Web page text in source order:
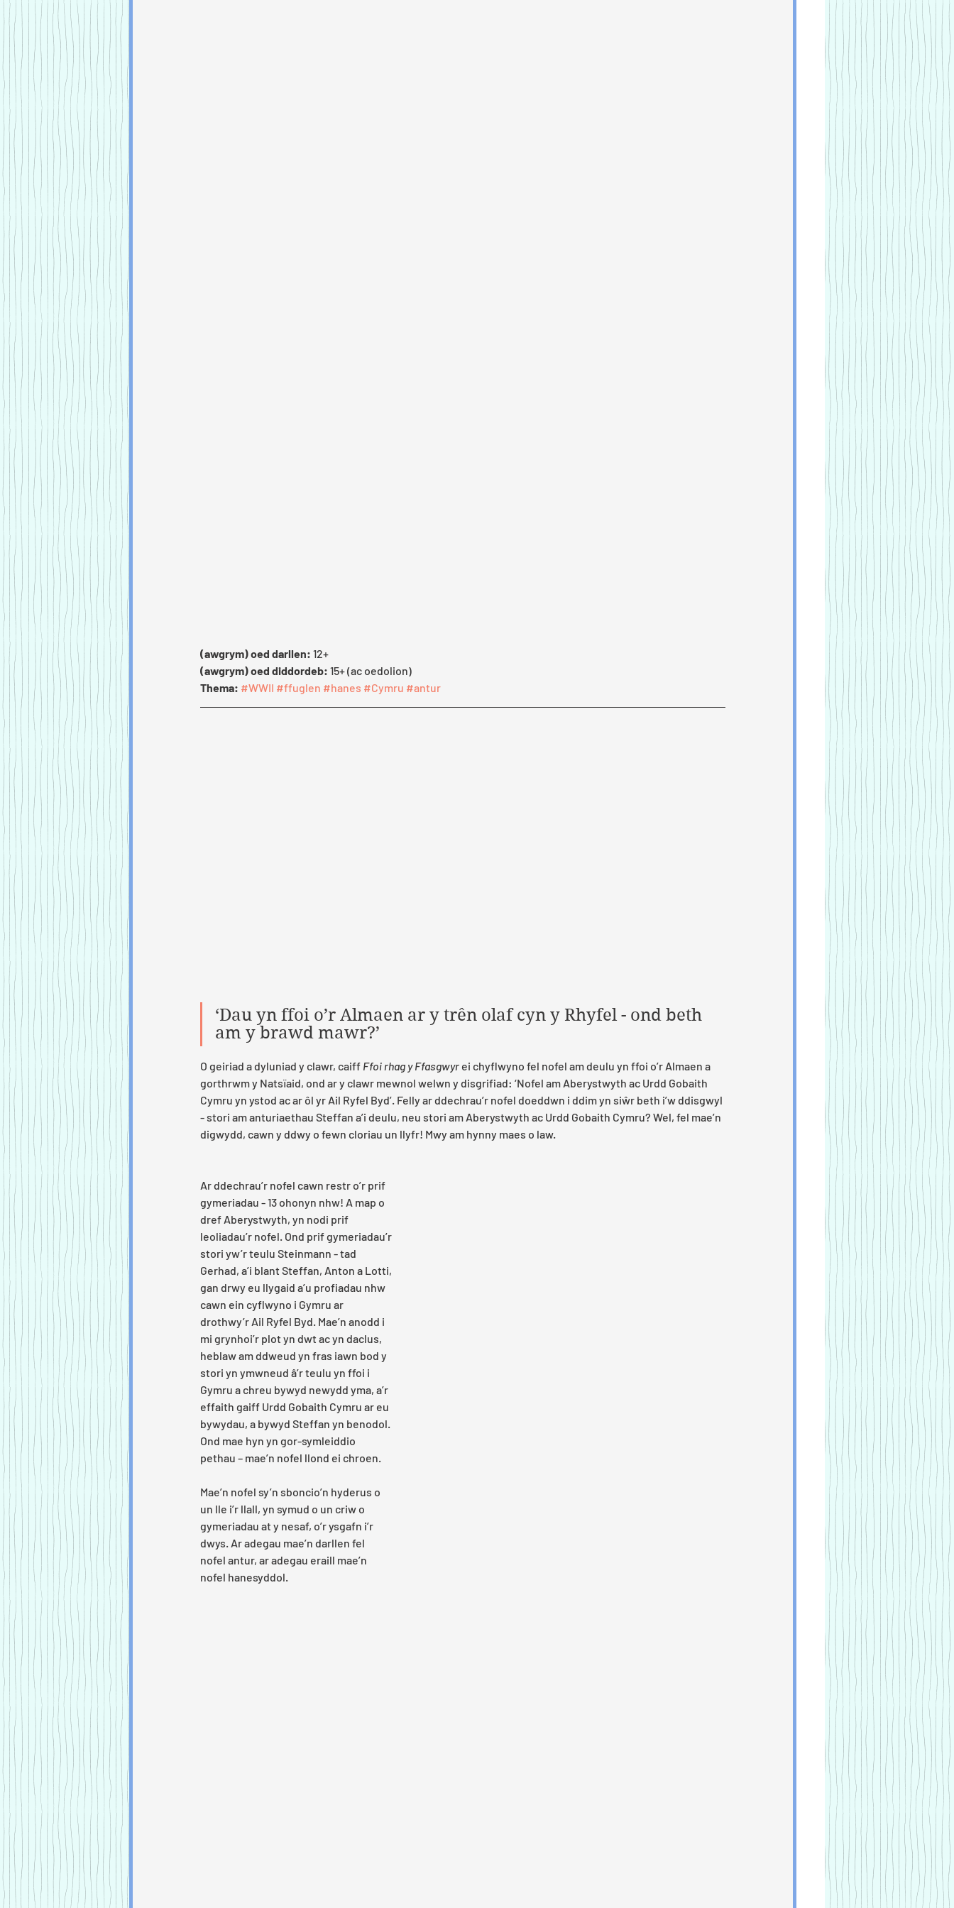
(awgrym) oed darllen: 12+
(awgrym) oed diddordeb: 15+ (ac oedolion)
Thema: #WWII #ffuglen #hanes #Cymru #antur
‘Dau yn ffoi o’r Almaen ar y trên olaf cyn y Rhyfel - ond beth
am y brawd mawr?’
O geiriad a dyluniad y clawr, caiff Ffoi rhag y Ffasgwyr ei chyflwyno fel nofel am deulu yn ffoi o’r Almaen a
gorthrwm y Natsïaid, ond ar y clawr mewnol welwn y disgrifiad: ‘Nofel am Aberystwyth ac Urdd Gobaith
Cymru yn ystod ac ar ôl yr Ail Ryfel Byd’. Felly ar ddechrau’r nofel doeddwn i ddim yn siŵr beth i’w ddisgwyl
- stori am anturiaethau Steffan a’i deulu, neu stori am Aberystwyth ac Urdd Gobaith Cymru? Wel, fel mae’n
digwydd, cawn y ddwy o fewn cloriau un llyfr! Mwy am hynny maes o law.
Ar ddechrau’r nofel cawn restr o’r prif
gymeriadau - 13 ohonyn nhw! A map o
dref Aberystwyth, yn nodi prif
leoliadau’r nofel. Ond prif gymeriadau’r
stori yw’r teulu Steinmann - tad
Gerhad, a’i blant Steffan, Anton a Lotti,
gan drwy eu llygaid a’u profiadau nhw
cawn ein cyflwyno i Gymru ar
drothwy’r Ail Ryfel Byd. Mae’n anodd i
mi grynhoi’r plot yn dwt ac yn daclus,
heblaw am ddweud yn fras iawn bod y
stori yn ymwneud â’r teulu yn ffoi i
Gymru a chreu bywyd newydd yma, a’r
effaith gaiff Urdd Gobaith Cymru ar eu
bywydau, a bywyd Steffan yn benodol.
Ond mae hyn yn gor-symleiddio
pethau – mae’n nofel llond ei chroen.
Mae’n nofel sy’n sboncio’n hyderus o
un lle i’r llall, yn symud o un criw o
gymeriadau at y nesaf, o’r ysgafn i’r
dwys. Ar adegau mae’n darllen fel
nofel antur, ar adegau eraill mae’n
nofel hanesyddol.